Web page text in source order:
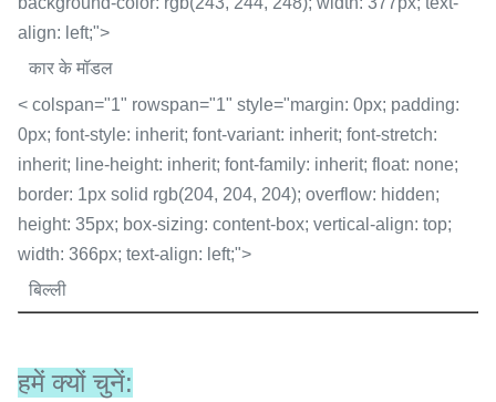
align: left;">
कार के मॉडल
< colspan="1" rowspan="1" style="margin: 0px; padding:
0px; font-style: inherit; font-variant: inherit; font-stretch:
inherit; line-height: inherit; font-family: inherit; float: none;
border: 1px solid rgb(204, 204, 204); overflow: hidden;
height: 35px; box-sizing: content-box; vertical-align: top;
width: 366px; text-align: left;">
बिल्ली
हमें क्यों चुनें: